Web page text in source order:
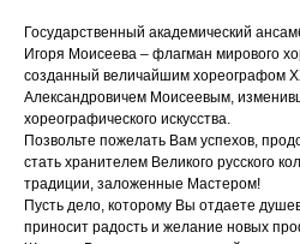
Государственный академический
Игоря Моисеева – флагман мирового
созданный величайшим хореографом
Александровичем Моисеевым,
хореографического искусства.
Позвольте пожелать Вам успехов,
стать хранителем Великого русского
традиции, заложенные Мастером!
Пусть дело, которому Вы отдаете
приносит радость и желание новых